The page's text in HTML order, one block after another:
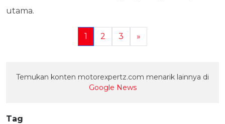
utama.
1 2 3 »
Temukan konten motorexpertz.com menarik lainnya di
Google News
Tag